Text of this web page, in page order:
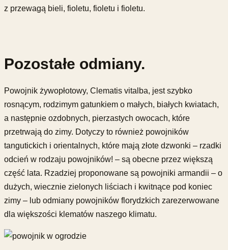
z przewagą bieli, fioletu, fioletu i fioletu.
Pozostałe odmiany.
Powojnik żywopłotowy, Clematis vitalba, jest szybko
rosnącym, rodzimym gatunkiem o małych, białych kwiatach,
a następnie ozdobnych, pierzastych owocach, które
przetrwają do zimy. Dotyczy to również powojników
tangutickich i orientalnych, które mają złote dzwonki – rzadki
odcień w rodzaju powojników! – są obecne przez większą
część lata. Rzadziej proponowane są powojniki armandii – o
dużych, wiecznie zielonych liściach i kwitnące pod koniec
zimy – lub odmiany powojników florydzkich zarezerwowane
dla większości klematów naszego klimatu.